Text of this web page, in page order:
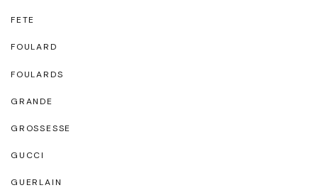
FETE
FOULARD
FOULARDS
GRANDE
GROSSESSE
GUCCI
GUERLAIN